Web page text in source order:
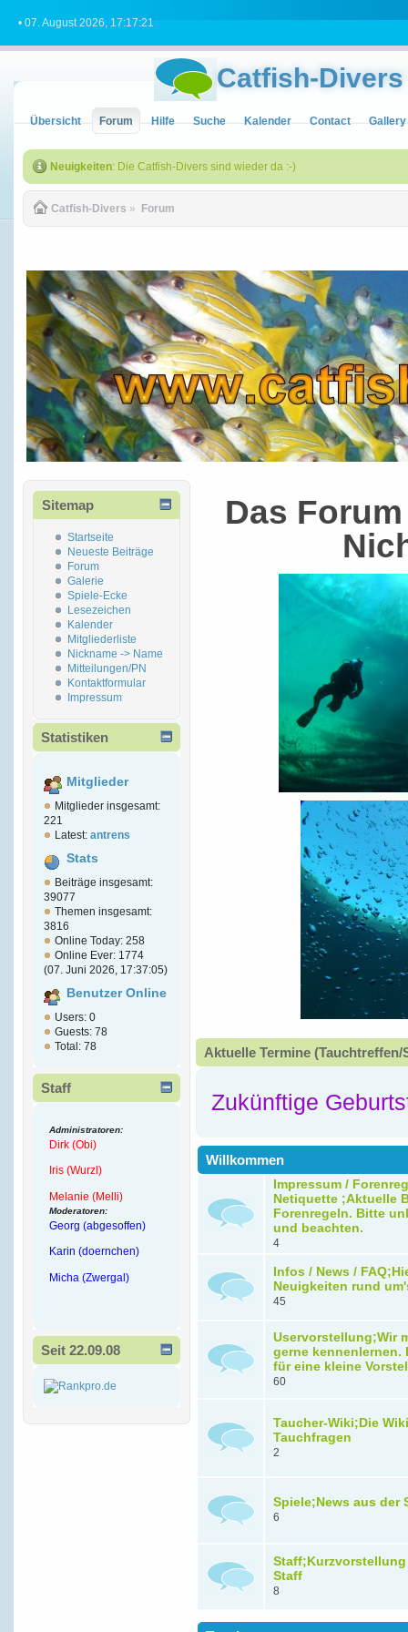
• 07. August 2026, 17:17:21
Catfish-Divers
Übersicht Forum Hilfe Suche Kalender Contact Gallery
Neuigkeiten: Die Catfish-Divers sind wieder da :-)
Catfish-Divers » Forum
Sitemap
Startseite
Neueste Beiträge
Forum
Galerie
Spiele-Ecke
Lesezeichen
Kalender
Mitgliederliste
Nickname -> Name
Mitteilungen/PN
Kontaktformular
Impressum
Statistiken
Mitglieder
Mitglieder insgesamt:
221
Latest: antrens
Stats
Beiträge insgesamt:
39077
Themen insgesamt:
3816
Online Today: 258
Online Ever: 1774
(07. Juni 2026, 17:37:05)
Benutzer Online
Users: 0
Guests: 78
Total: 78
Staff
Administratoren:
Dirk (Obi)
Iris (Wurzl)
Melanie (Melli)
Moderatoren:
Georg (abgesoffen)
Karin (doernchen)
Micha (Zwergal)
Seit 22.09.08
Das
Aktuelle Termine
Zukünftige
Willkommen
Impressum /
Netiquette ;Aktuelle
Forenregeln. Bitte
und beachten.
4
Infos / News /
Neuigkeiten rund
45
Uservorstellung;Wir
gerne kennenlernen.
für eine kleine
60
Taucher-Wiki;Die
Tauchfragen
2
Spiele;News aus der
6
Staff;Kurzvorstellung
Staff
8